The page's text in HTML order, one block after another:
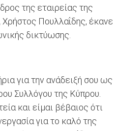
της εταιρείας της
Πουλλαΐδης, έκανε
δικτύωσης.
για την ανάδειξή σου ως
Συλλόγου της Κύπρου.
και είμαι βέβαιος ότι
για το καλό της